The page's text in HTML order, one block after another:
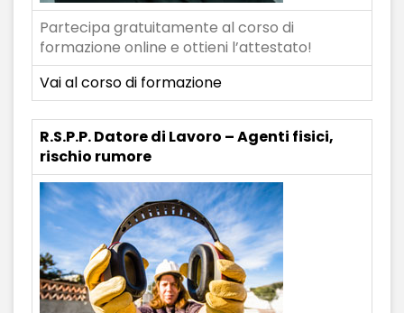
Partecipa gratuitamente al corso di
formazione online e ottieni l’attestato!
Vai al corso di formazione
R.S.P.P. Datore di Lavoro – Agenti fisici,
rischio rumore